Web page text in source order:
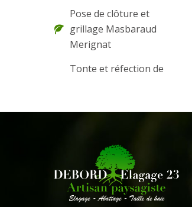
Pose de clôture et
grillage Masbaraud
Merignat
Tonte et réfection de